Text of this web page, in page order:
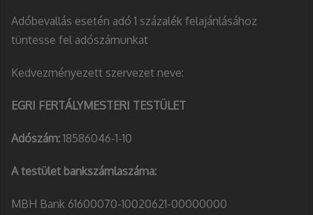
Adóbevallás esetén adó 1 százalék felajánlásához
tüntesse fel adószámunkat
Kedvezményezett szervezet neve:
EGRI FERTÁLYMESTERI TESTÜLET
Adószám: 18586046-1-10
A testület bankszámlaszáma:
MBH Bank 61600070-10020621-00000000